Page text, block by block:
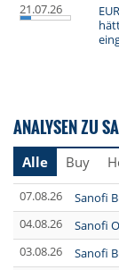
21.07.26
ANALYSEN ZU
Alle Buy
07.08.26 Sanofi
04.08.26
Sanofi
03.08.26
Sanofi